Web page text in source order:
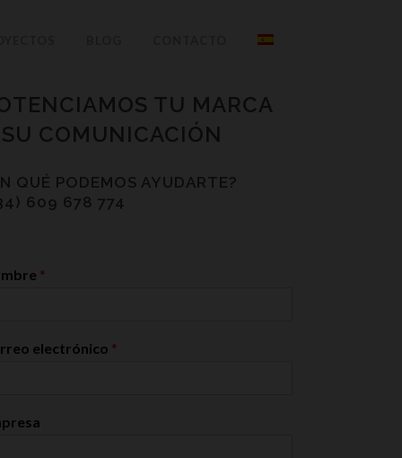
TU MARCA
COMUNICACIÓN
QUÉ PODEMOS AYUDARTE?
609 678 774
*
electrónico *